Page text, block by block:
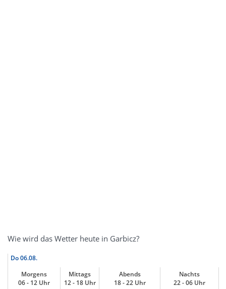
Wie wird das Wetter heute in Garbicz?
Do06.08.
Morgens
06 - 12 Uhr
Mittags
12 - 18 Uhr
Abends
18 - 22 Uhr
Nachts
22 - 06 Uhr